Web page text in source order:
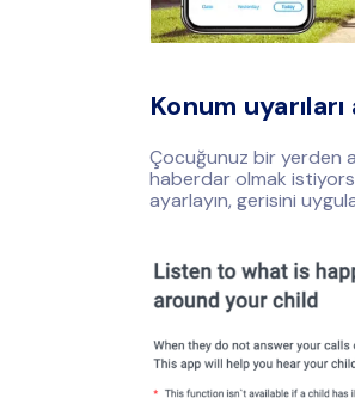
Konum uyarıları
Çocuğunuz bir yerden
haberdar olmak
ayarlayın, gerisini